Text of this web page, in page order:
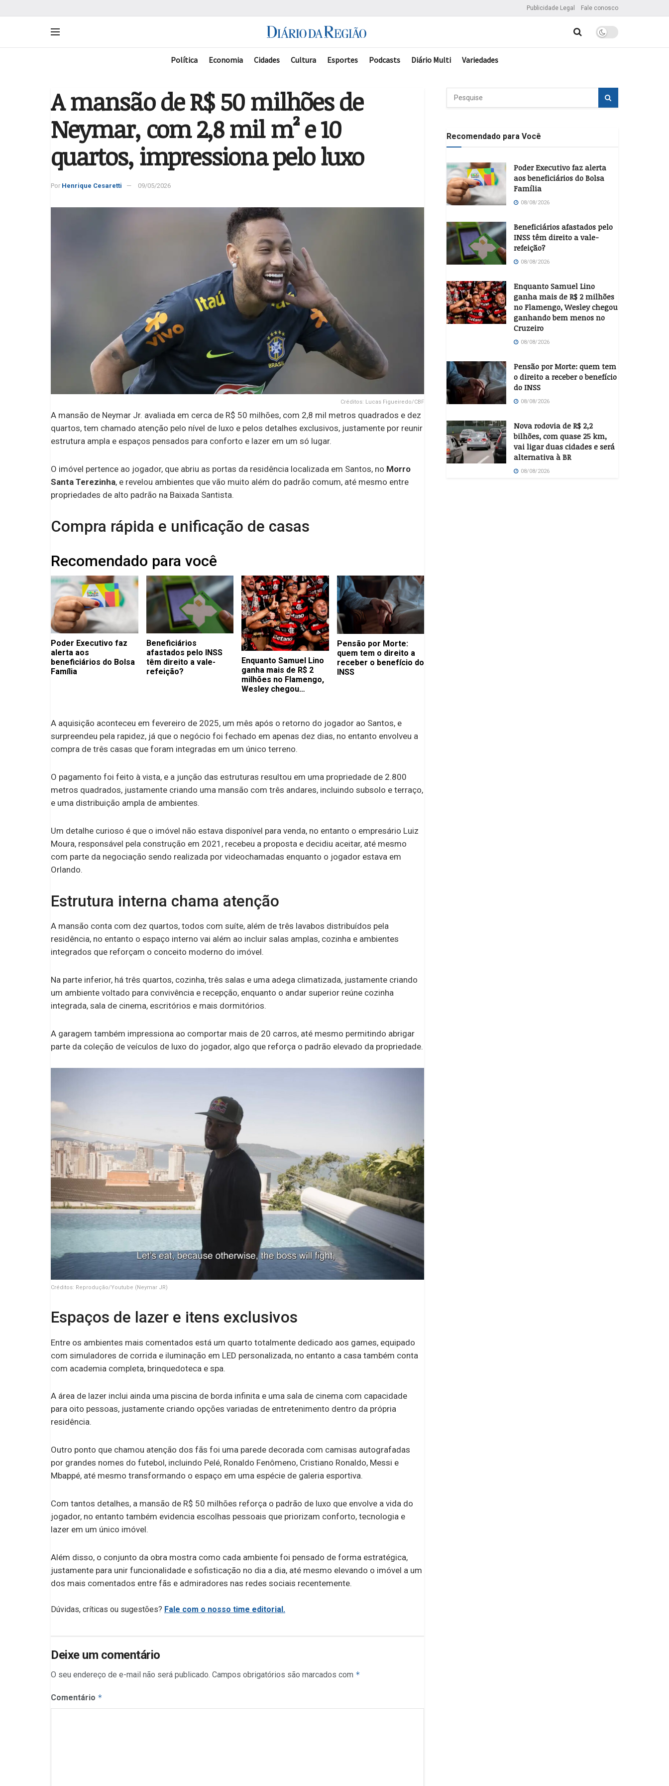
Publicidade Legal Fale conosco
Política Economia Cidades Cultura Esportes Podcasts Diário Multi Variedades
A mansão de R$ 50 milhões de
Neymar, com 2,8 mil m² e 10
quartos, impressiona pelo luxo
Por Henrique Cesaretti 09/05/2026
Créditos: Lucas Figueiredo/CBF
A mansão de Neymar Jr. avaliada em cerca de R$ 50 milhões, com 2,8 mil metros quadrados e dez
quartos, tem chamado atenção pelo nível de luxo e pelos detalhes exclusivos, justamente por reunir
estrutura ampla e espaços pensados para conforto e lazer em um só lugar.
O imóvel pertence ao jogador, que abriu as portas da residência localizada em Santos, no Morro
Santa Terezinha, e revelou ambientes que vão muito além do padrão comum, até mesmo entre
propriedades de alto padrão na Baixada Santista.
Compra rápida e unificação de casas
Recomendado para você
Poder Executivo faz
alerta aos
beneficiários do Bolsa
Família
Beneficiários
afastados pelo INSS
têm direito a vale-
refeição?
Enquanto Samuel Lino
ganha mais de R$ 2
milhões no Flamengo,
Wesley chegou
Pensão por Morte:
quem tem o direito a
receber o benefício do
INSS
A aquisição aconteceu em fevereiro de 2025, um mês após o retorno do jogador ao Santos, e
surpreendeu pela rapidez, já que o negócio foi fechado em apenas dez dias, no entanto envolveu a
compra de três casas que foram integradas em um único terreno.
O pagamento foi feito à vista, e a junção das estruturas resultou em uma propriedade de 2.800
metros quadrados, justamente criando uma mansão com três andares, incluindo subsolo e terraço,
e uma distribuição ampla de ambientes.
Um detalhe curioso é que o imóvel não estava disponível para venda, no entanto o empresário Luiz
Moura, responsável pela construção em 2021, recebeu a proposta e decidiu aceitar, até mesmo
com parte da negociação sendo realizada por videochamadas enquanto o jogador estava em
Orlando.
Estrutura interna chama atenção
A mansão conta com dez quartos, todos com suíte, além de três lavabos distribuídos pela
residência, no entanto o espaço interno vai além ao incluir salas amplas, cozinha e ambientes
integrados que reforçam o conceito moderno do imóvel.
Na parte inferior, há três quartos, cozinha, três salas e uma adega climatizada, justamente criando
um ambiente voltado para convivência e recepção, enquanto o andar superior reúne cozinha
integrada, sala de cinema, escritórios e mais dormitórios.
A garagem também impressiona ao comportar mais de 20 carros, até mesmo permitindo abrigar
parte da coleção de veículos de luxo do jogador, algo que reforça o padrão elevado da propriedade.
Créditos: Reprodução/Youtube (Neymar JR)
Espaços de lazer e itens exclusivos
Entre os ambientes mais comentados está um quarto totalmente dedicado aos games, equipado
com simuladores de corrida e iluminação em LED personalizada, no entanto a casa também conta
com academia completa, brinquedoteca e spa.
A área de lazer inclui ainda uma piscina de borda infinita e uma sala de cinema com capacidade
para oito pessoas, justamente criando opções variadas de entretenimento dentro da própria
residência.
Outro ponto que chamou atenção dos fãs foi uma parede decorada com camisas autografadas
por grandes nomes do futebol, incluindo Pelé, Ronaldo Fenômeno, Cristiano Ronaldo, Messi e
Mbappé, até mesmo transformando o espaço em uma espécie de galeria esportiva.
Com tantos detalhes, a mansão de R$ 50 milhões reforça o padrão de luxo que envolve a vida do
jogador, no entanto também evidencia escolhas pessoais que priorizam conforto, tecnologia e
lazer em um único imóvel.
Além disso, o conjunto da obra mostra como cada ambiente foi pensado de forma estratégica,
justamente para unir funcionalidade e sofisticação no dia a dia, até mesmo elevando o imóvel a um
dos mais comentados entre fãs e admiradores nas redes sociais recentemente.
Dúvidas, críticas ou sugestões? Fale com o nosso time editorial.
Deixe um comentário
O seu endereço de e-mail não será publicado. Campos obrigatórios são marcados com *
Comentário *
Recomendado para Você
Poder Executivo faz alerta
aos beneficiários do Bolsa
Família
08/08/2026
Beneficiários afastados pelo
INSS têm direito a vale-
refeição?
08/08/2026
Enquanto Samuel Lino
ganha mais de R$ 2 milhões
no Flamengo, Wesley chegou
ganhando bem menos no
Cruzeiro
08/08/2026
Pensão por Morte: quem tem
o direito a receber o benefício
do INSS
08/08/2026
Nova rodovia de R$ 2,2
bilhões, com quase 25 km,
vai ligar duas cidades e será
alternativa à BR
08/08/2026